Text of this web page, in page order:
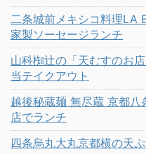
二条城前メキシコ料理LA
家製ソーセージランチ
山科椥辻の「天むすのお
当テイクアウト
越後秘蔵麺 無尽蔵 京都
店でランチ
四条烏丸大丸京都横の天